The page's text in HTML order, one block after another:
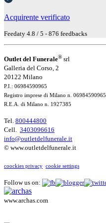
Acquirente verificato
Feedaty 4.8 / 5 - 876 feedbacks
Outlet del Funerale® srl
Galleria del Corso, 2
20122 Milano
P.I.: 06984590965
Registro imprese di Milano n. 06984590965
R.E.A. di Milano n. 1927385
Tel. 800444800
Cell. 3403096616
info@outletdelfunerale.it
© www.outletdelfunerale.it
coockies privacy cookie settings
Follow us on:
www.archas.com